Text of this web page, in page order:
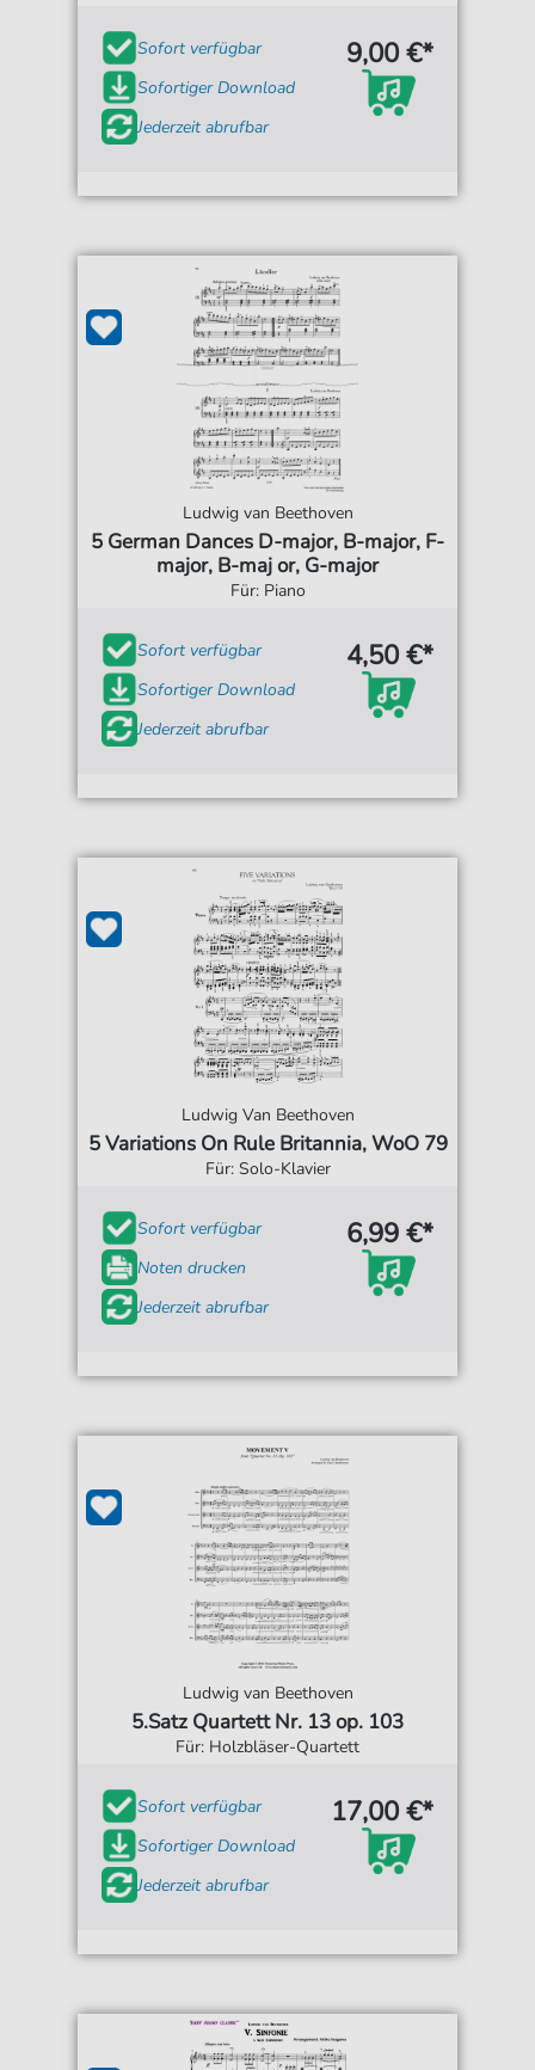
Sofort verfügbar
Sofortiger Download
Jederzeit abrufbar
9,00 €*
Ludwig van Beethoven
5 German Dances D-major, B-major, F-
major, B-maj or, G-major
Für: Piano
Sofort verfügbar
Sofortiger Download
Jederzeit abrufbar
4,50 €*
Ludwig Van Beethoven
5 Variations On Rule Britannia, WoO 79
Für: Solo-Klavier
Sofort verfügbar
Noten drucken
Jederzeit abrufbar
6,99 €*
Ludwig van Beethoven
5.Satz Quartett Nr. 13 op. 103
Für: Holzbläser-Quartett
Sofort verfügbar
Sofortiger Download
Jederzeit abrufbar
17,00 €*